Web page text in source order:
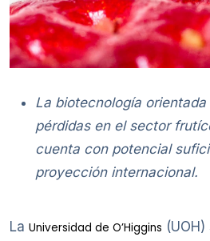
La biotecnología orientada
pérdidas en el sector
cuenta con potencial
proyección internacional.
La Universidad de O’Higgins